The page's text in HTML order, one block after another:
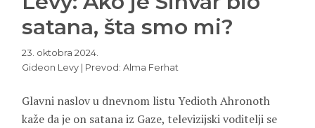
satana, šta smo mi?
23. oktobra 2024.
Gideon Levy | Prevod: Alma Ferhat
Glavni naslov u dnevnom listu Yedioth Ahronoth
kaže da je on satana iz Gaze, televizijski voditelji se